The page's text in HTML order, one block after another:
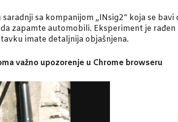
sa kompanijom „INsig2“ koja se
zapamte automobili. Eksperiment je
imate detaljnija objašnjena.
važno upozorenje u Chrome browseru